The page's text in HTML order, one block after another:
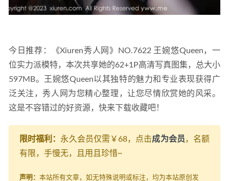
今日推荐：《Xiuren秀人网》NO.7622 王婉悠Queen，一
位实力派模特，本次共享她的62+1P高清写真图集，总大小
597MB。王婉悠Queen以其独特的魅力和专业表现获得广
泛关注，秀人网为您精心整理，让您尽情欣赏她的风采。
这是不容错过的好资源，快来下载收藏吧！
限时福利： 永久会员仅需￥68，点击成为会员，名额
有限，手慢无，且用且珍惜~
声明： 本站所有文章，如无特殊说明或标注，均为本站原创发